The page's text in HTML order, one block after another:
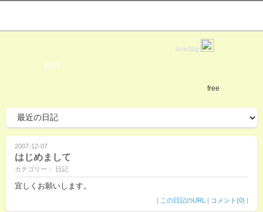
love2log
自由
free
2007-12-07
はじめまして
カテゴリー： 日記
宜しくお願いします。
| この日記のURL | コメント(0) |